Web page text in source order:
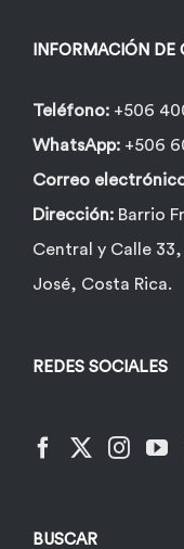
INFORMACIÓN
Teléfono: +506
WhatsApp: +506
Correo
Dirección: Barrio
Central y Calle 33,
José, Costa Rica.
REDES SOCIALES
BUSCAR